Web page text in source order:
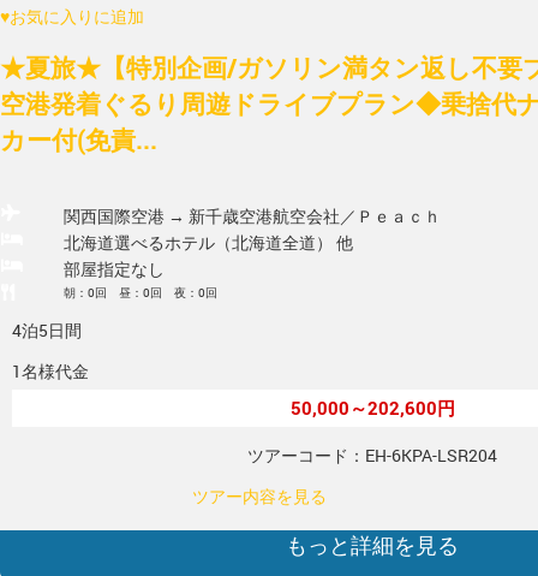
♥お気に入りに追加
★夏旅★【特別企画/ガソリン満タン返し不要
空港発着ぐるり周遊ドライブプラン◆乗捨代
カー付(免責...
関西国際空港 → 新千歳空港航空会社／Ｐｅａｃｈ
北海道選べるホテル（北海道全道） 他
部屋指定なし
朝：0回 昼：0回 夜：0回
4泊5日間
1名様代金
50,000～202,600円
ツアーコード：EH-6KPA-LSR204
ツアー内容を見る
もっと詳細を見る